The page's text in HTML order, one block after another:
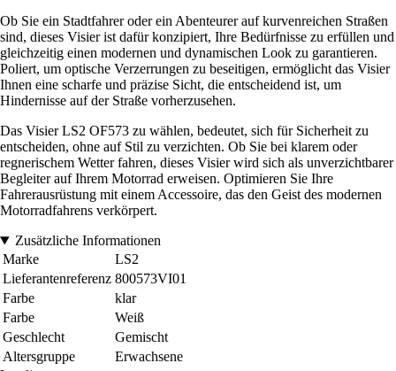
Ob Sie ein Stadtfahrer oder ein Abenteurer auf kurvenreichen Straßen
sind, dieses Visier ist dafür konzipiert, Ihre Bedürfnisse zu erfüllen und
gleichzeitig einen modernen und dynamischen Look zu garantieren.
Poliert, um optische Verzerrungen zu beseitigen, ermöglicht das Visier
Ihnen eine scharfe und präzise Sicht, die entscheidend ist, um
Hindernisse auf der Straße vorherzusehen.
Das Visier LS2 OF573 zu wählen, bedeutet, sich für Sicherheit zu
entscheiden, ohne auf Stil zu verzichten. Ob Sie bei klarem oder
regnerischem Wetter fahren, dieses Visier wird sich als unverzichtbarer
Begleiter auf Ihrem Motorrad erweisen. Optimieren Sie Ihre
Fahrerausrüstung mit einem Accessoire, das den Geist des modernen
Motorradfahrens verkörpert.
Zusätzliche Informationen
Marke
LS2
Lieferantenreferenz 800573VI01
Farbe
klar
Farbe
Weiß
Geschlecht
Gemischt
Altersgruppe
Erwachsene